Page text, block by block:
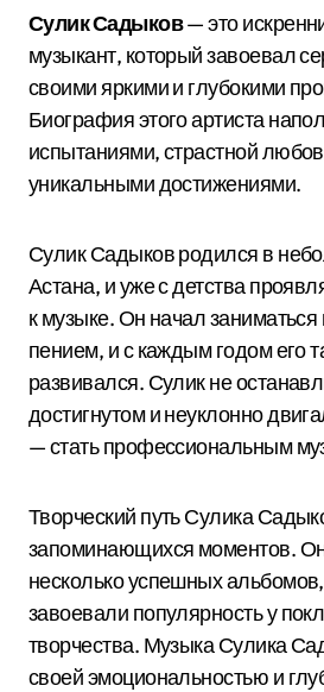
Сулик Садыков— это
музыкант, который завоевал
своими яркими и глубокими
Биография этого артиста
испытаниями, страстной
уникальными достижениями.
Сулик Садыков родился в
Астана, и уже с детства
к музыке. Он начал заниматься
пением, и с каждым годом его
развивался. Сулик не
достигнутом и неуклонно
— стать профессиональным
Творческий путь Сулика
запоминающихся моментов.
несколько успешных
завоевали популярность у
творчества. Музыка Сулика
своей эмоциональностью и